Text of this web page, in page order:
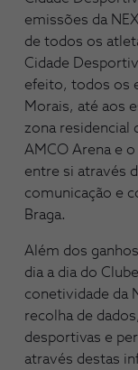
emissões da
de todos os
Cidade
efeito, todos os
Morais, até aos
zona residencial
AMCO Arena e
entre si através
comunicação e
Braga.
Além dos
dia a dia do
conetividade da
recolha de
desportivas e
através destas